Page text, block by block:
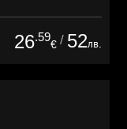
26.59
€ / 52лв.